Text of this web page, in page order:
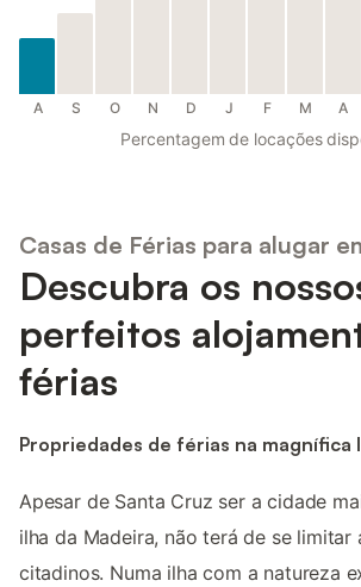
A S O N D J F M A
Percentagem de locações
Casas de Férias para alugar
Descubra os
perfeitos
férias
Propriedades de férias na magnífica
Apesar de Santa Cruz ser a cidade
ilha da Madeira, não terá de se limitar
citadinos. Numa ilha com a natureza